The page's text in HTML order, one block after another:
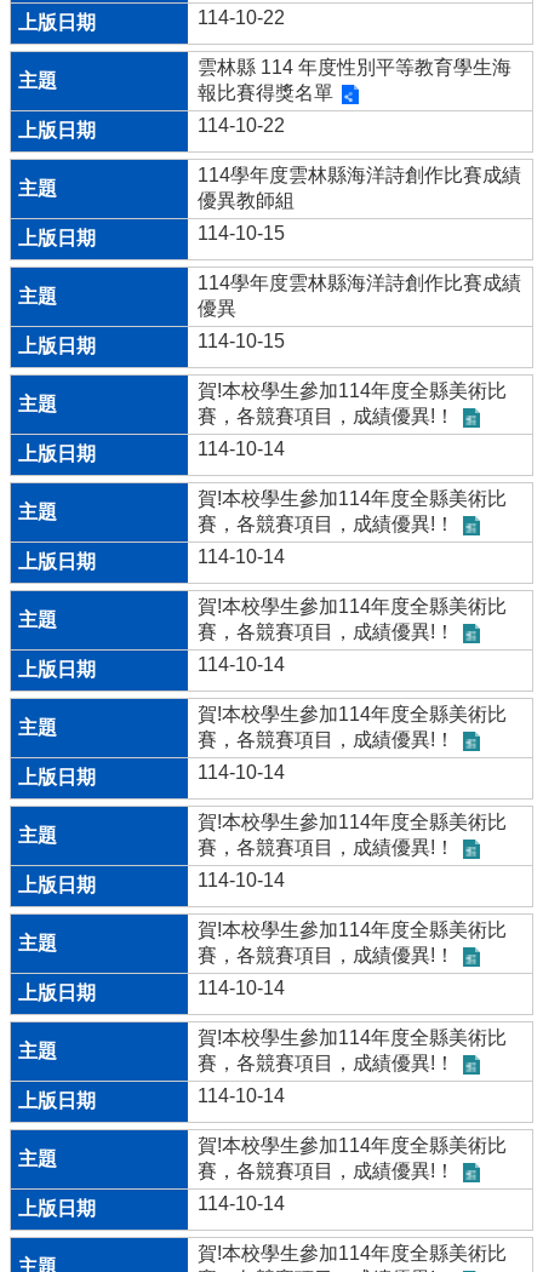
用
管
理
規
範
登
入
理
回
頁
課
程
計
畫
雲
林
縣
教
育
雲
縣
公
文
管
理
系
統
學
管
理
系
統
雲
林
縣
差
勤
系
統
114-10-22
雲林縣 114 年度性別平等教育學生海
報比賽得獎名單
114-10-22
114學年度雲林縣海洋詩創作比賽成績
優異教師組
114-10-15
114學年度雲林縣海洋詩創作比賽成績
優異
114-10-15
賀!本校學生參加114年度全縣美術比
賽，各競賽項目，成績優異!！
114-10-14
賀!本校學生參加114年度全縣美術比
賽，各競賽項目，成績優異!！
114-10-14
賀!本校學生參加114年度全縣美術比
賽，各競賽項目，成績優異!！
114-10-14
賀!本校學生參加114年度全縣美術比
賽，各競賽項目，成績優異!！
114-10-14
賀!本校學生參加114年度全縣美術比
賽，各競賽項目，成績優異!！
114-10-14
賀!本校學生參加114年度全縣美術比
賽，各競賽項目，成績優異!！
114-10-14
賀!本校學生參加114年度全縣美術比
賽，各競賽項目，成績優異!！
114-10-14
賀!本校學生參加114年度全縣美術比
賽，各競賽項目，成績優異!！
114-10-14
賀!本校學生參加114年度全縣美術比